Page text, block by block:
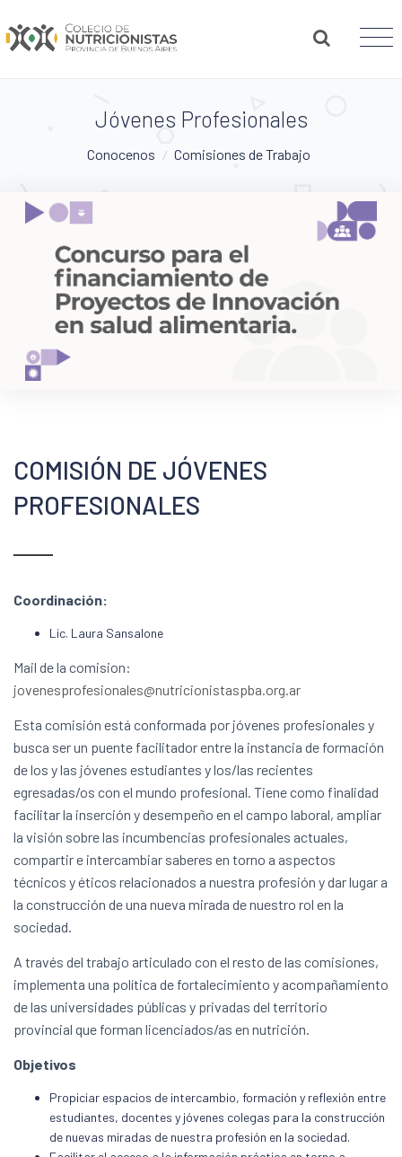
Jóvenes Profesionales
Conocenos / Comisiones de Trabajo
COMISIÓN DE JÓVENES
PROFESIONALES
Coordinación:
Lic. Laura Sansalone
Mail de la comision:
jovenesprofesionales@nutricionistaspba.org.ar
Esta comisión está conformada por jóvenes profesionales y
busca ser un puente facilitador entre la instancia de formación
de los y las jóvenes estudiantes y los/las recientes
egresadas/os con el mundo profesional. Tiene como finalidad
facilitar la inserción y desempeño en el campo laboral, ampliar
la visión sobre las incumbencias profesionales actuales,
compartir e intercambiar saberes en torno a aspectos
técnicos y éticos relacionados a nuestra profesión y dar lugar a
la construcción de una nueva mirada de nuestro rol en la
sociedad.
A través del trabajo articulado con el resto de las comisiones,
implementa una política de fortalecimiento y acompañamiento
de las universidades públicas y privadas del territorio
provincial que forman licenciados/as en nutrición.
Objetivos
Propiciar espacios de intercambio, formación y reflexión entre
estudiantes, docentes y jóvenes colegas para la construcción
de nuevas miradas de nuestra profesión en la sociedad.